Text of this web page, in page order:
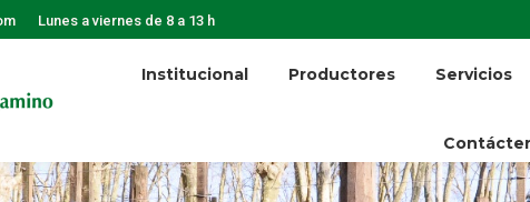
Lunes a viernes de 8 a 13 h
Institucional Productores Servicios